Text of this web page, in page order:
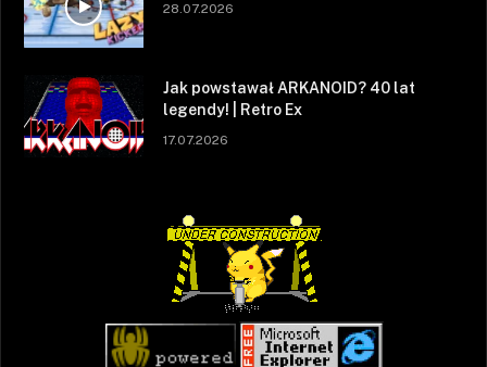
28.07.2026
Jak powstawał ARKANOID? 40 lat
legendy! | Retro Ex
17.07.2026